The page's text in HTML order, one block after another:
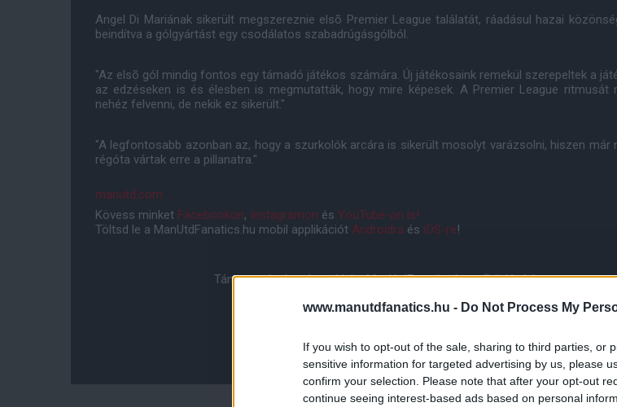
www.manutdfanatics.hu - Do Not Process My
If you wish to opt-out of the sale, sharing to third parties, or
sensitive information for targeted advertising by us, please
confirm your selection. Please note that after your opt-out
continue seeing interest-based ads based on personal
Angel Di Mariának sikerült megszereznie elsõ Premier League találatát, ráadásul hazai
beindítva a gólgyártást egy csodálatos szabadrúgásgólból.
"Az elsõ gól mindig fontos egy támadó játékos számára. Új játékosaink remekül szerepeltek a
az edzéseken is és élesben is megmutatták, hogy mire képesek. A Premier League ritmusát
nehéz felvenni, de nekik ez sikerült."
"A legfontosabb azonban az, hogy a szurkolók arcára is sikerült mosolyt varázsolni, hiszen már
régóta vártak erre a pillanatra."
manutd.com
Kövess minket Facebookon, Instagramon és YouTube-on is!
Töltsd le a ManUtdFanatics.hu mobil applikációt Androidra és iOS-re!
Támogasd adományoddal a ManUtdFanatics.hu működését!